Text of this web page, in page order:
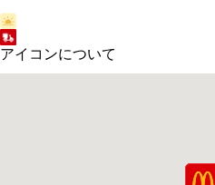
アイコンについて